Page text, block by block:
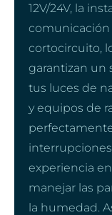
12V/24V, la
comunicación
cortocircuito,
garantizan un
tus luces de
y equipos de
experiencia
manejar las
la humedad.